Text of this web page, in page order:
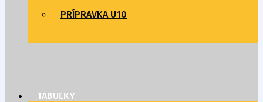
PRÍPRAVKA U10
TABUĽKY